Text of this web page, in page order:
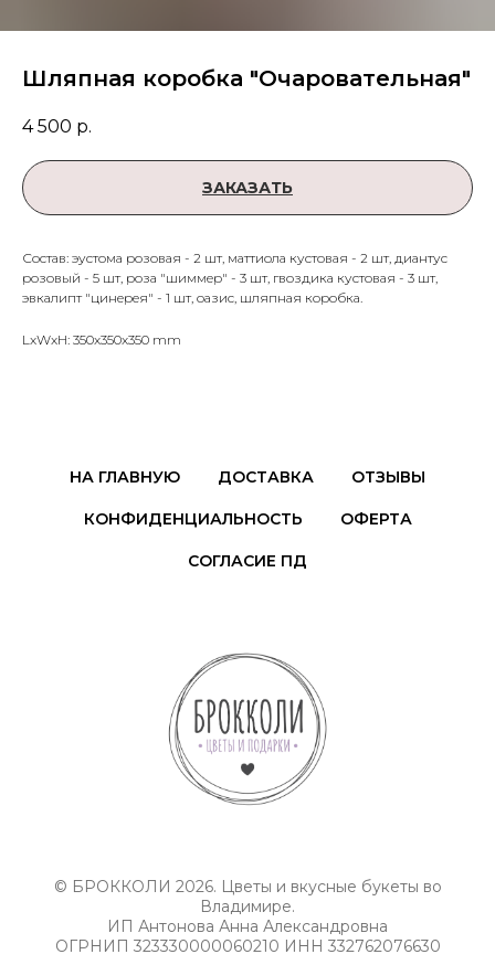
Шляпная коробка "Очаровательная"
4 500 р.
ЗАКАЗАТЬ
Состав: эустома розовая - 2 шт, маттиола кустовая - 2 шт, диантус
розовый - 5 шт, роза "шиммер" - 3 шт, гвоздика кустовая - 3 шт,
эвкалипт "цинерея" - 1 шт, оазис, шляпная коробка.
LxWxH: 350x350x350 mm
НА ГЛАВНУЮ ДОСТАВКА ОТЗЫВЫ
КОНФИДЕНЦИАЛЬНОСТЬ ОФЕРТА
СОГЛАСИЕ ПД
© БРОККОЛИ 2026. Цветы и вкусные букеты во
Владимире.
ИП Антонова Анна Александровна
ОГРНИП 323330000060210 ИНН 332762076630